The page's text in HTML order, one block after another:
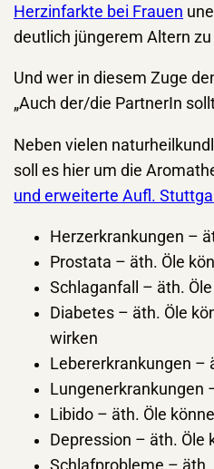
Herzinfarkte bei Frauen
deutlich jüngerem Altern
Und wer in diesem Zuge
„Auch der/die PartnerIn
Neben vielen
soll es hier um die
und erweiterte Aufl.
Herzerkrankungen –
Prostata – äth. Öle
Schlaganfall – äth.
Diabetes – äth. Öle
wirken
Lebererkrankungen –
Lungenerkrankungen
Libido – äth. Öle
Depression – äth.